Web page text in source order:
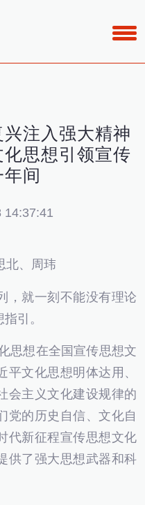
注入强大精神
思想引领宣传
间
14:37:41
北、周玮
就一刻不能没有理论
引。
想在全国宣传思想文
文化思想明体达用、
会主义文化建设规律的
党的历史自信、文化自
代新征程宣传思想文化
供了强大思想武器和科